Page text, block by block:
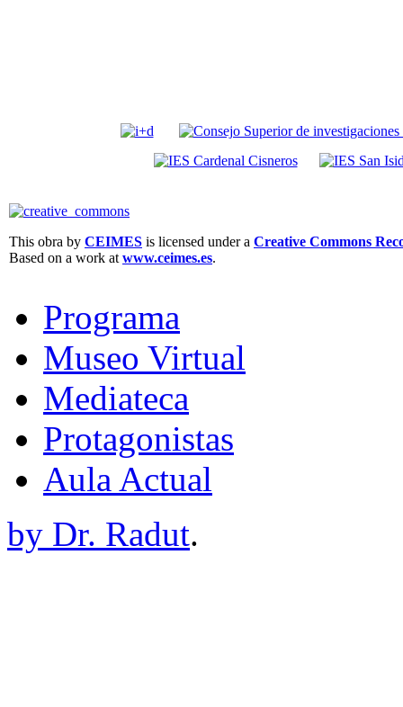
This obra by CEIMES is licensed under a Creative Commons
Based on a work at www.ceimes.es.
Programa
Museo Virtual
Mediateca
Protagonistas
Aula Actual
by Dr. Radut.